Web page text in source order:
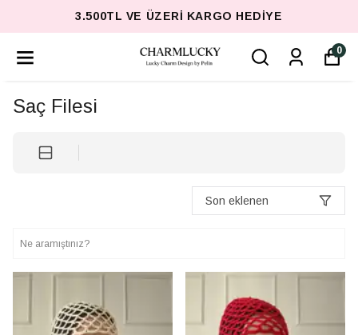
3.500TL VE ÜZERI KARGO HEDIYE
0
Saç Filesi
Son eklenen